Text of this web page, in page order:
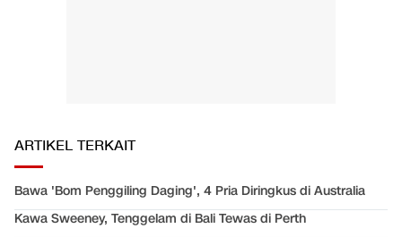
ARTIKEL TERKAIT
Bawa 'Bom Penggiling Daging', 4 Pria Diringkus di Australia
Kawa Sweeney, Tenggelam di Bali Tewas di Perth